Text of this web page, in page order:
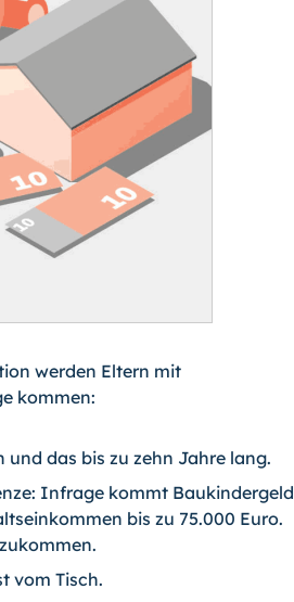
werden Eltern mit
kommen:
und das bis zu zehn Jahre lang.
Infrage kommt Baukindergeld
bis zu 75.000 Euro.
vom Tisch.